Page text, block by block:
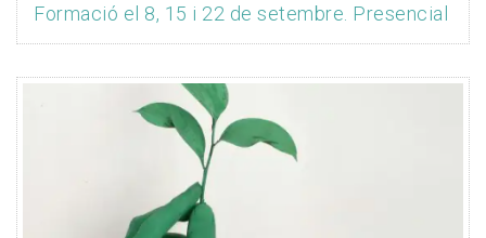
Formació el 8, 15 i 22 de setembre. Presencial